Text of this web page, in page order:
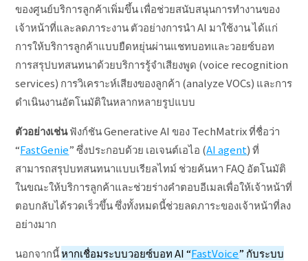
ของศูนย์บริการลูกค้าเพิ่มขึ้น เพื่อช่วยสนับสนุนการทำงานของ
เจ้าหน้าที่และลดภาระงาน ตัวอย่างการนำ AI มาใช้งาน ได้แก่
การให้บริการลูกค้าแบบยืดหยุ่นผ่านแชทบอทและวอยซ์บอท
การสรุปบทสนทนาด้วยบริการรู้จำเสียงพูด (voice recognition
services) การวิเคราะห์เสียงของลูกค้า (analyze VOCs) และการ
ดำเนินงานอัตโนมัติในหลากหลายรูปแบบ
ตัวอย่างเช่นฟังก์ชัน Generative AI ของ TechMatrix ที่ชื่อว่า
“FastGenie” ซึ่งประกอบด้วย เอเจนต์เอไอ (AI agent) ที่
สามารถสรุปบทสนทนาแบบเรียลไทม์ ช่วยค้นหา FAQ อัตโนมัติ
ในขณะให้บริการลูกค้าและช่วยร่างคำตอบอีเมลเพื่อให้เจ้าหน้าที่
ตอบกลับได้รวดเร็วขึ้น ซึ่งทั้งหมดนี้ช่วยลดภาระของเจ้าหน้าที่ลง
อย่างมาก
นอกจากนี้หากเชื่อมระบบวอยซ์บอท AI “FastVoice” กับระบบ